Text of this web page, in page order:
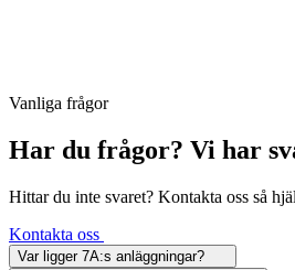
Vanliga frågor
Har du frågor? Vi har
Hittar du inte svaret? Kontakta oss så
Kontakta oss
Var ligger 7A:s anläggningar?